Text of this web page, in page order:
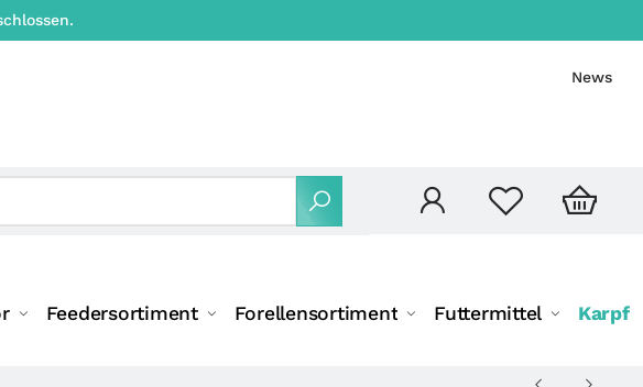
News
Feedersortiment Forellensortiment Futtermittel